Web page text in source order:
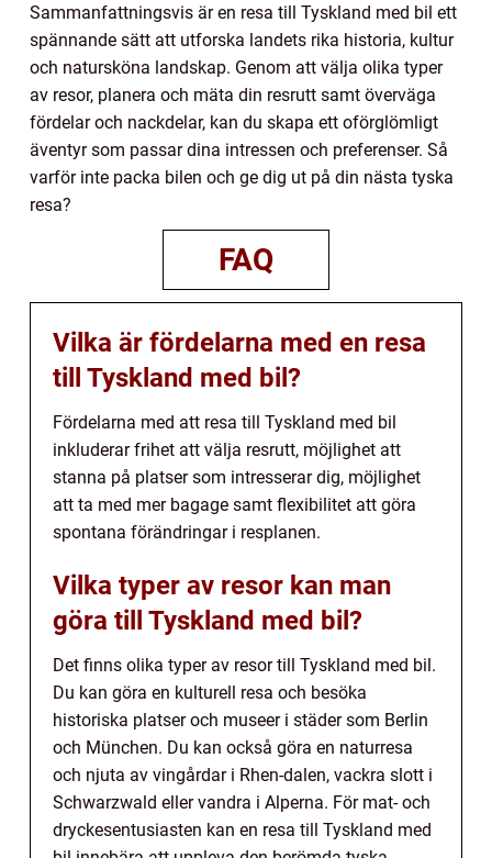
Sammanfattningsvis är en resa till Tyskland med bil ett
spännande sätt att utforska landets rika historia, kultur
och natursköna landskap. Genom att välja olika typer
av resor, planera och mäta din resrutt samt överväga
fördelar och nackdelar, kan du skapa ett oförglömligt
äventyr som passar dina intressen och preferenser. Så
varför inte packa bilen och ge dig ut på din nästa tyska
resa?
FAQ
Vilka är fördelarna med en resa
till Tyskland med bil?
Fördelarna med att resa till Tyskland med bil
inkluderar frihet att välja resrutt, möjlighet att
stanna på platser som intresserar dig, möjlighet
att ta med mer bagage samt flexibilitet att göra
spontana förändringar i resplanen.
Vilka typer av resor kan man
göra till Tyskland med bil?
Det finns olika typer av resor till Tyskland med bil.
Du kan göra en kulturell resa och besöka
historiska platser och museer i städer som Berlin
och München. Du kan också göra en naturresa
och njuta av vingårdar i Rhen-dalen, vackra slott i
Schwarzwald eller vandra i Alperna. För mat- och
dryckesentusiasten kan en resa till Tyskland med